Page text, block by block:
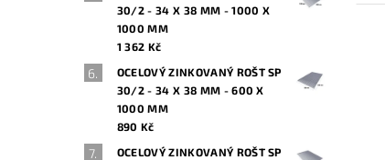
30/2 - 34 X 38 MM - 1000 X
1000 MM
1 362 Kč
OCELOVÝ ZINKOVANÝ ROŠT SP
30/2 - 34 X 38 MM - 600 X
1000 MM
890 Kč
OCELOVÝ ZINKOVANÝ ROŠT SP